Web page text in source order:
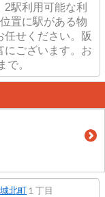
駅利用可能な利
置に駅がある物
任せください。阪
にございます。お
で。
城北町 １丁目